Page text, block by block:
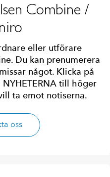
Combine /
eller utförare
Du kan prenumerera
något. Klicka på
till höger
ta emot notiserna.
oss